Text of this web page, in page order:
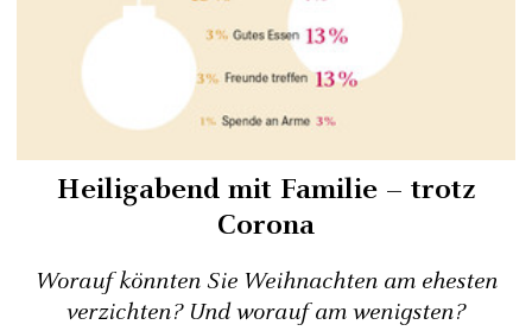
Heiligabend mit Familie – trotz
Corona
Worauf könnten Sie Weihnachten am ehesten
verzichten? Und worauf am wenigsten?